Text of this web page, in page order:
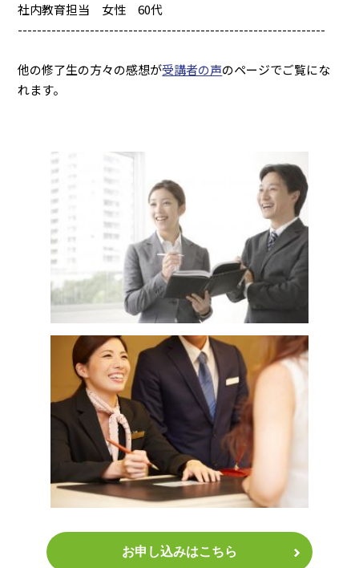
社内教育担当 女性 60代
----------------------------------------------------------------
他の修了生の方々の感想が受講者の声のページでご覧にな
れます。
お申し込みはこちら